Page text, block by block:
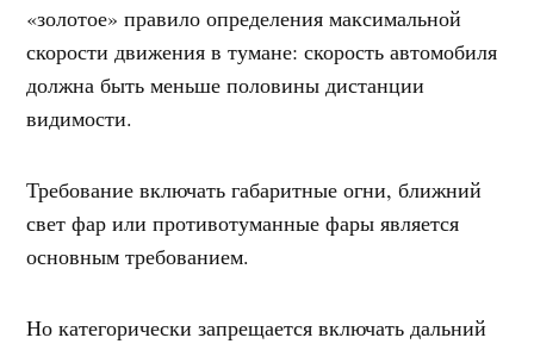
«золотое» правило определения максимальной
скорости движения в тумане: скорость автомобиля
должна быть меньше половины дистанции
видимости.
Требование включать габаритные огни, ближний
свет фар или противотуманные фары является
основным требованием.
Но категорически запрещается включать дальний